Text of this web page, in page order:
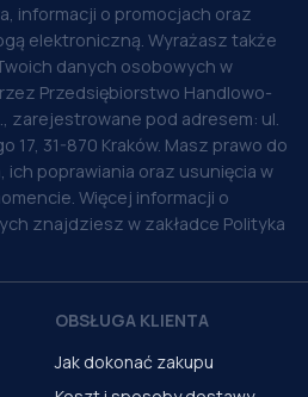
informacji o promocjach oraz
elektroniczną. Wyrażasz także
danych osobowych w
Przedsiębiorstwo Handlowo-
zarejestrowane pod adresem: ul.
17, 31-870 Kraków. Masz prawo do
poprawiania oraz usunięcia w
Więcej informacji o
znajdziesz w zakładce Polityka
OBSŁUGA KLIENTA
Jak dokonać zakupu